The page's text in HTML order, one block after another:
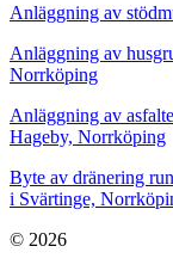
Anläggning av
Anläggning av
Norrköping
Anläggning av
Hageby, Norrköping
Byte av dränering
i Svärtinge,
© 2026